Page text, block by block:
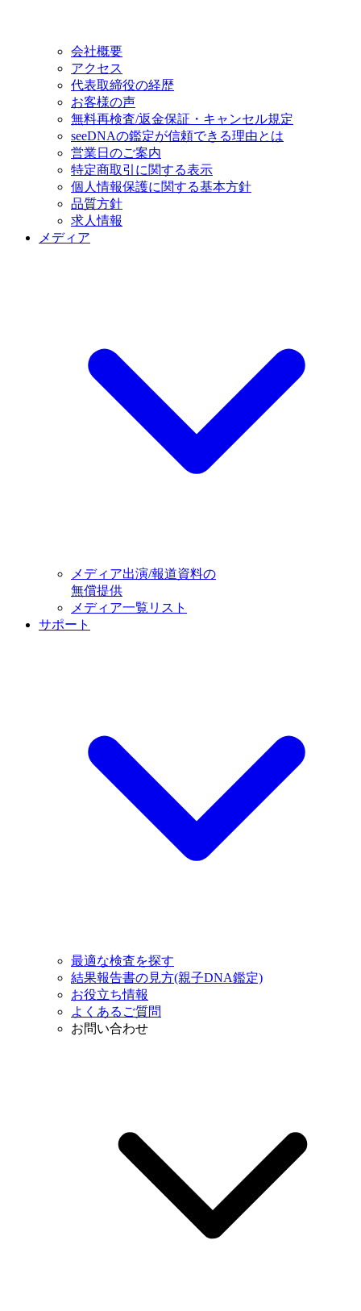
会社概要
アクセス
代表取締役の経歴
お客様の声
無料再検査/返金保証・キャンセル規定
seeDNAの鑑定が信頼できる理由とは
営業日のご案内
特定商取引に関する表示
個人情報保護に関する基本方針
品質方針
求人情報
メディア
メディア出演/報道資料の
無償提供
メディア一覧リスト
サポート
最適な検査を探す
結果報告書の見方(親子DNA鑑定)
お役立ち情報
よくあるご質問
お問い合わせ